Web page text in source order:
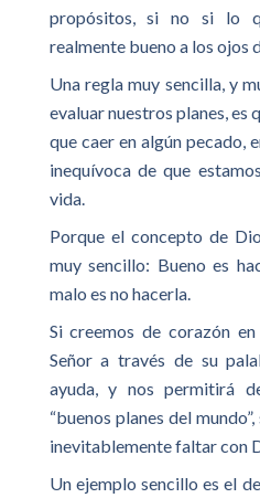
propósitos, si no si lo
realmente bueno a los ojos
Una regla muy sencilla, y
evaluar nuestros planes, es
que caer en algún pecado,
inequívoca de que
vida.
Porque el concepto de
muy sencillo: Bueno es
malo es no hacerla.
Si creemos de corazón
Señor a través de su
ayuda, y nos permitirá
“buenos planes del
inevitablemente faltar con
Un ejemplo sencillo es el